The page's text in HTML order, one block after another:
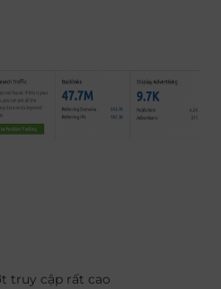
truy cập rất cao